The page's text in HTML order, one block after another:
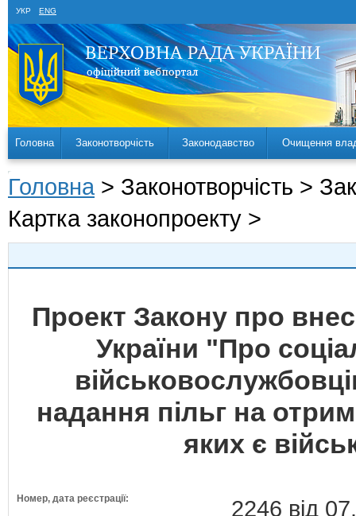
УКР ENG
Головна Законотворчість Законодавство Очищення
Головна > Законотворчість >
Картка законопроекту >
Проект Закону про
України "Про
надання пільг на
яких є
Номер, дата реєстрації: 2246 від